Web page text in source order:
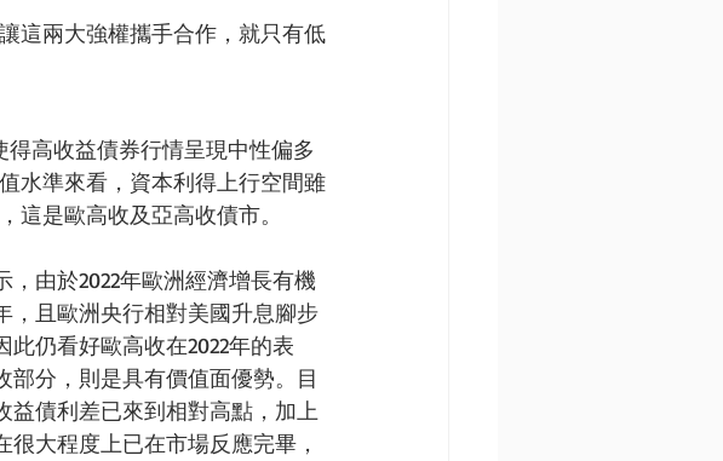
這兩大強權攜手合作，就只有低
得高收益債券行情呈現中性偏多
水準來看，資本利得上行空間雖
這是歐高收及亞高收債市。
，由於2022年歐洲經濟增長有機
，且歐洲央行相對美國升息腳步
此仍看好歐高收在2022年的表
部分，則是具有價值面優勢。目
益債利差已來到相對高點，加上
很大程度上已在市場反應完畢，